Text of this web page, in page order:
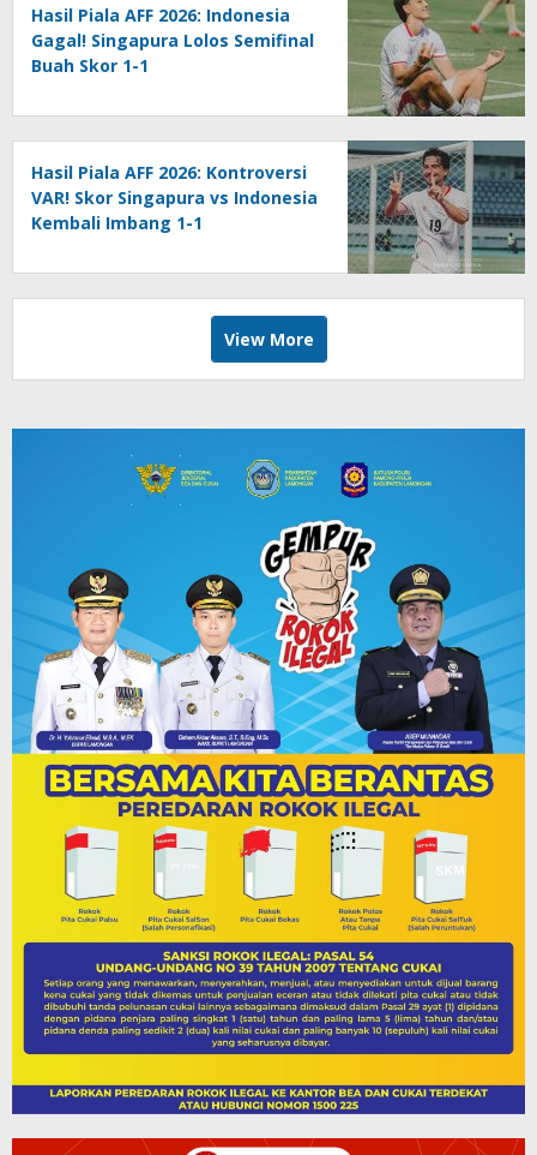
Hasil Piala AFF 2026: Indonesia
Gagal! Singapura Lolos Semifinal
Buah Skor 1-1
Hasil Piala AFF 2026: Kontroversi
VAR! Skor Singapura vs Indonesia
Kembali Imbang 1-1
View More